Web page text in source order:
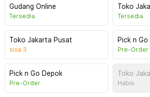
Gudang Online
Tersedia
Toko
Tersedia
Toko Jakarta Pusat
sisa 3
Pick n Go
Pre-Order
Pick n Go Depok
Pre-Order
Toko
Habis